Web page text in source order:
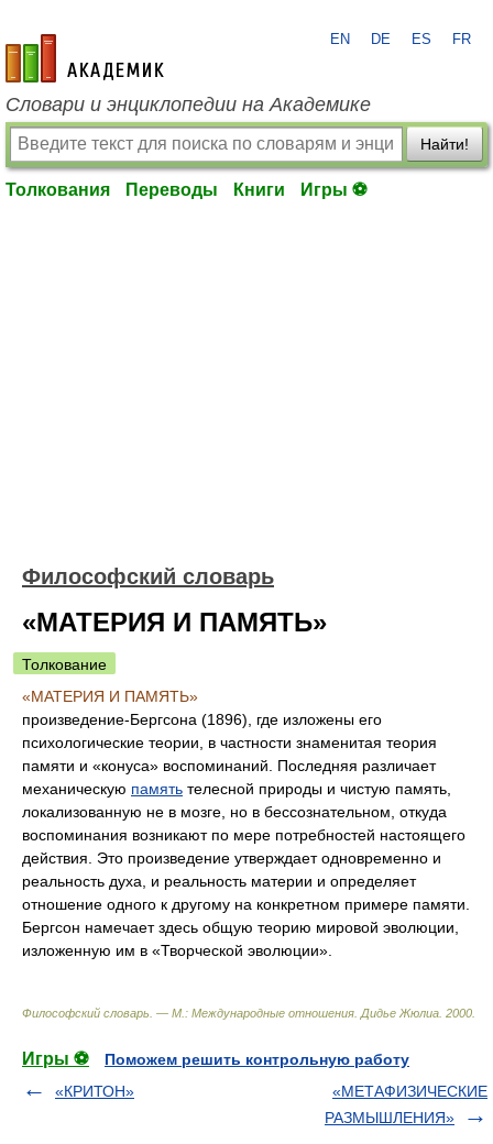
academic.ru
EN DE ES FR
Словари и энциклопедии на Академике
Найти!
Толкования Переводы Книги Игры ⚽
Философский словарь
«МАТЕРИЯ И ПАМЯТЬ»
Толкование
«МАТЕРИЯ И ПАМЯТЬ»
произведение-Бергсона (1896), где изложены его
психологические теории, в частности знаменитая теория
памяти и «конуса» воспоминаний. Последняя различает
механическую память телесной природы и чистую память,
локализованную не в мозге, но в бессознательном, откуда
воспоминания возникают по мере потребностей настоящего
действия. Это произведение утверждает одновременно и
реальность духа, и реальность материи и определяет
отношение одного к другому на конкретном примере памяти.
Бергсон намечает здесь общую теорию мировой эволюции,
изложенную им в «Творческой эволюции».
Философский словарь. — М.: Международные отношения Дидье Жюлиа 2000
Игры ⚽
Поможем решить контрольную работу
«КРИТОН»
«МЕТАФИЗИЧЕСКИЕ
РАЗМЫШЛЕНИЯ»